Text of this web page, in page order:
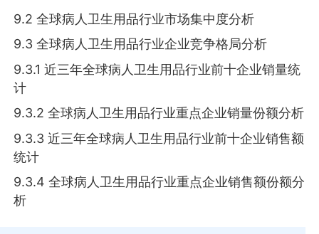
9.2 全球病人卫生用品行业市场集中度分析
9.3 全球病人卫生用品行业企业竞争格局分析
9.3.1 近三年全球病人卫生用品行业前十企业销量统
计
9.3.2 全球病人卫生用品行业重点企业销量份额分析
9.3.3 近三年全球病人卫生用品行业前十企业销售额
统计
9.3.4 全球病人卫生用品行业重点企业销售额份额分
析